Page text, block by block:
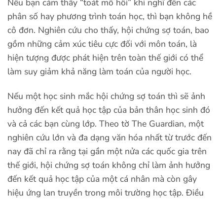
phân số hay phương trình toán học, thì bạn không hề
cô đơn. Nghiên cứu cho thấy, hội chứng sợ toán, bao
gồm những cảm xúc tiêu cực đối với môn toán, là
hiện tượng được phát hiện trên toàn thế giới có thể
làm suy giảm khả năng làm toán của người học.
Nếu một học sinh mắc hội chứng sợ toán thì sẽ ảnh
hưởng đến kết quả học tập của bản thân học sinh đó
và cả các bạn cùng lớp. Theo tờ The Guardian, một
nghiên cứu lớn và đa dạng văn hóa nhất từ trước đến
nay đã chỉ ra rằng tại gần một nửa các quốc gia trên
thế giới, hội chứng sợ toán không chỉ làm ảnh hưởng
đến kết quả học tập của một cá nhân mà còn gây
hiệu ứng lan truyền trong môi trường học tập. Điều